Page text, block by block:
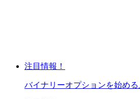
注目情報！
バイナリーオプションを始め